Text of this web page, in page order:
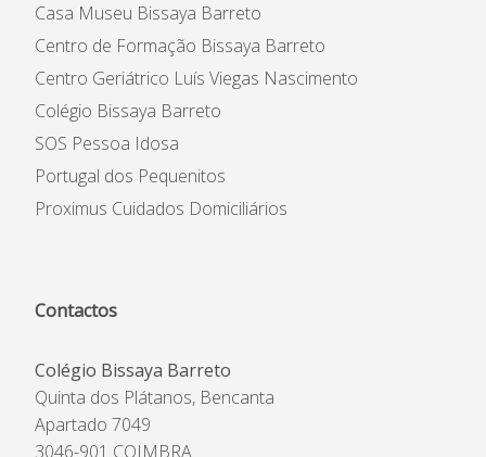
Casa Museu Bissaya Barreto
Centro de Formação Bissaya Barreto
Centro Geriátrico Luís Viegas Nascimento
Colégio Bissaya Barreto
SOS Pessoa Idosa
Portugal dos Pequenitos
Proximus Cuidados Domiciliários
Contactos
Colégio Bissaya Barreto
Quinta dos Plátanos, Bencanta
Apartado 7049
3046-901 COIMBRA